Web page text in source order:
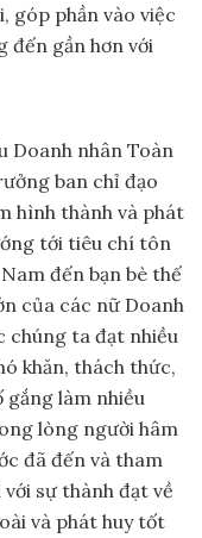
góp phần vào việc
đến gần hơn với
Doanh nhân Toàn
ban chỉ đạo
hình thành và phát
tới tiêu chí tôn
đến bạn bè thế
của các nữ Doanh
chúng ta đạt nhiều
khăn, thách thức,
gắng làm nhiều
lòng người hâm
đã đến và tham
sự thành đạt về
và phát huy tốt